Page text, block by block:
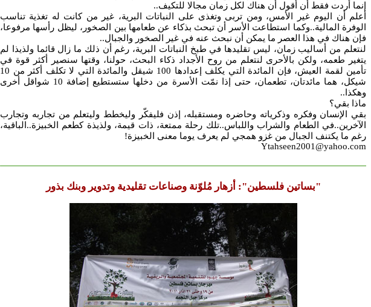
إنما أردت فقط أن أقول أن هناك لكل زمان مجالا للتكيف..
أعلم أن اليوم غير الأمس، ومن تربى وتغذى على النباتات البرية، غير من كانت له تغذية تناسب
الوفرة المالية..وكما استطاعت الأسر أن تبحث بذكاء عن طعامها بين الصخور، ليظل رأسها مرفوعا،
فإن هناك في هذا العصر ما يمكن أن نبحث عنه في غير الصخور والجبال..
لنتعلم من أساليب زمان، ليس تقليدها في طبخ النباتات البرية، رغم أن ذلك ما زال قائما ولذيذا لم
يتغير طعمه، ولكن بالأحرى لنتعلم من روح الأجداد ذكاء البحث، حولنا، وقتها سنصير أكثر قوة في
تأمين لقمة العيش، فإن المائدة التي يكلف إعدادها 100 شيقل والمائدة التي لا تكلف أكثر من 10
شيكل، هما مائدتان، تطعمان، حتى إذا نمّت الأسرة من دخلها ستستطيع إضافة 10 شواقل أخرى
وهكذا..
ماذا بقي؟
بقي الإنسان وفكره وذكرياته وحاضره ومستقبله، إذن فليفكّر وليخطط وليتعلم من تجاربه وتجارب
الآخرين..في الطعام والشراب واللباس..تلك رحلة ممتعة، ذات قيمة، ولذيذة كطعم الخبيزة..الباقية،
رغم ما يكتنف الجبال من غزو همجي لم يعرف يوما معنى الخبيزة!
Ytahseen2001@yahoo.com
"بساتين فلسطين": أزهار مُلوّنة وصناعات تقليدية وتدوير وبنك بذور